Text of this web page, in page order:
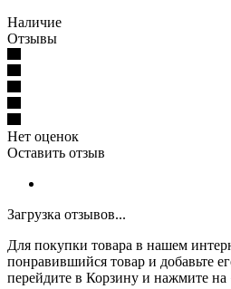
Наличие
Отзывы
Нет оценок
Оставить отзыв
Загрузка отзывов...
Для покупки товара в нашем
понравившийся товар и добавьте
перейдите в Корзину и нажмите на